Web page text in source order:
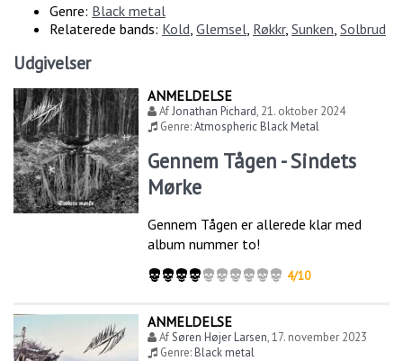
Genre: Black metal
Relaterede bands: Kold Glemsel Røkkr, Sunken Solbrud
Udgivelser
ANMELDELSE
AfJonathan Pichard, 21. oktober 2024
Genre:Atmospheric Black Metal
Gennem Tågen - Sindets
Mørke
Gennem Tågen er allerede klar med
album nummer to!
4/10
ANMELDELSE
AfSøren Højer Larsen,17. november 2023
Genre:Black metal